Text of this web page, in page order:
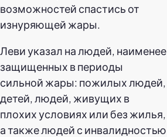
возможностей спастись от
изнуряющей жары.
Леви указал на людей, наименее
защищенных в периоды
сильной жары: пожилых людей,
детей, людей, живущих в
плохих условиях или без жилья,
а также людей с инвалидностью